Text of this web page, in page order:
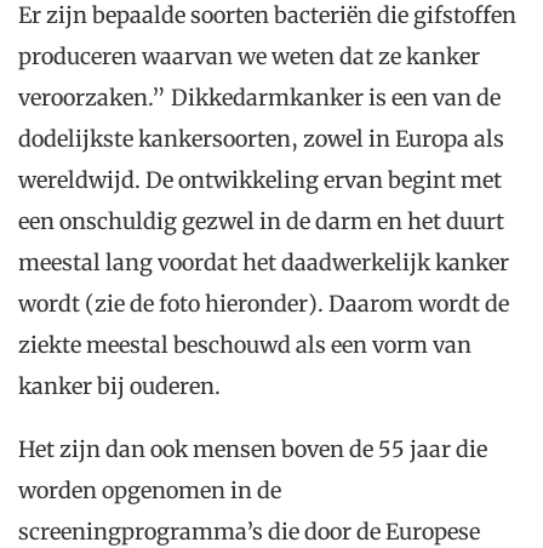
Er zijn bepaalde soorten bacteriën die gifstoffen
produceren waarvan we weten dat ze kanker
veroorzaken.” Dikkedarmkanker is een van de
dodelijkste kankersoorten, zowel in Europa als
wereldwijd. De ontwikkeling ervan begint met
een onschuldig gezwel in de darm en het duurt
meestal lang voordat het daadwerkelijk kanker
wordt (zie de foto hieronder). Daarom wordt de
ziekte meestal beschouwd als een vorm van
kanker bij ouderen.
Het zijn dan ook mensen boven de 55 jaar die
worden opgenomen in de
screeningprogramma’s die door de Europese